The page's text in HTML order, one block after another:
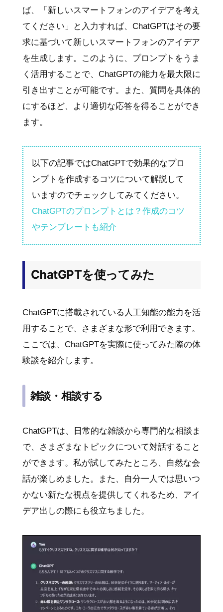
ば、「新しいスマートフォンのアイデアを考え
てください」と入力すれば、ChatGPTはその要
求に基づいて新しいスマートフォンのアイデア
を生成します。このように、プロンプトをうま
く活用することで、ChatGPTの能力を最大限に
引き出すことが可能です。また、質問を具体的
にするほど、より適切な応答を得ることができ
ます。
以下の記事ではChatGPTで効果的なプロ
ンプトを作成するコツについて解説して
いますのでチェックしてみてください。
ChatGPTのプロンプトとは？作成のコツ
やテンプレートも紹介
ChatGPTを使ってみた
ChatGPTに搭載されている人工知能の能力を活
用することで、さまざまな形で利用できます。
ここでは、ChatGPTを実際に使ってみた際の体
験談を紹介します。
雑談・相談する
ChatGPTは、日常的な雑談から専門的な相談ま
で、さまざまなトピックについて対話すること
ができます。私が試してみたところ、自然な会
話が楽しめました。また、自分一人では思いつ
かない新たな視点を提供してくれるため、アイ
デア出しの際にも役立ちました。